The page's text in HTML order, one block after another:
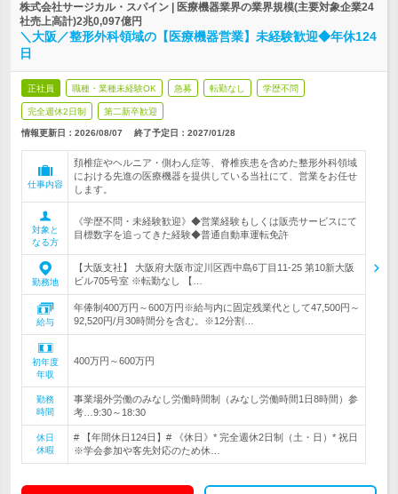
株式会社サージカル・スパイン | 医療機器業界の業界規模(主要対象企業24
社売上高計)2兆0,097億円
＼大阪／整形外科領域の【医療機器営業】未経験歓迎◆年休124
日
正社員 職種・業種未経験OK 急募 転勤なし 学歴不問
完全週休2日制 第二新卒歓迎
情報更新日：2026/08/07 終了予定日： 2027/01/28
仕事内容
頚椎症やヘルニア・側わん症等、脊椎疾患を含めた整形外科領域
における先進の医療機器を提供している当社にて、営業をお任せ
します。
対象と
なる方
《学歴不問・未経験歓迎》◆営業経験もしくは販売サービスにて
目標数字を追ってきた経験◆普通自動車運転免許
勤務地
【大阪支社】 大阪府大阪市淀川区西中島6丁目11-25 第10新大阪
ビル705号室 ※転勤なし 【…
給与
年俸制400万円～600万円※給与内に固定残業代として47,500円～
92,520円/月30時間分を含む。※12分割…
初年度
年収
400万円～600万円
勤務
時間
事業場外労働のみなし労働時間制（みなし労働時間1日8時間）参
考…9:30～18:30
休日
休暇
# 【年間休日124日】# 《休日》* 完全週休2日制（土・日）* 祝日
※学会参加や客先対応のため休…